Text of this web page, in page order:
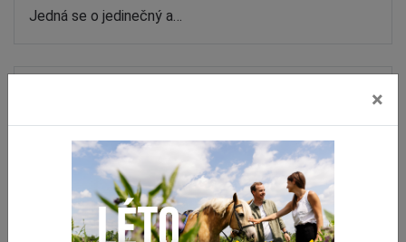
Jedná se o jedinečný a…
×